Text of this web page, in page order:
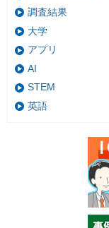
調査結果
大学
アプリ
AI
STEM
英語